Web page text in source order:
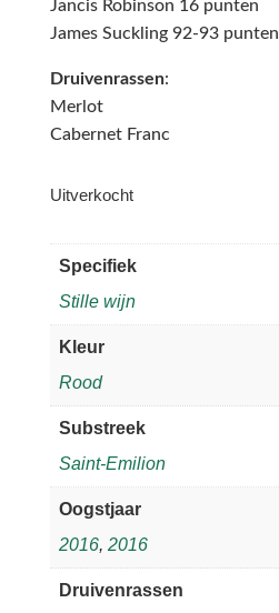
Jancis Robinson 16 punten
James Suckling 92-93 punten
Druivenrassen:
Merlot
Cabernet Franc
Uitverkocht
Specifiek
Stille wijn
Kleur
Rood
Substreek
Saint-Emilion
Oogstjaar
2016, 2016
Druivenrassen